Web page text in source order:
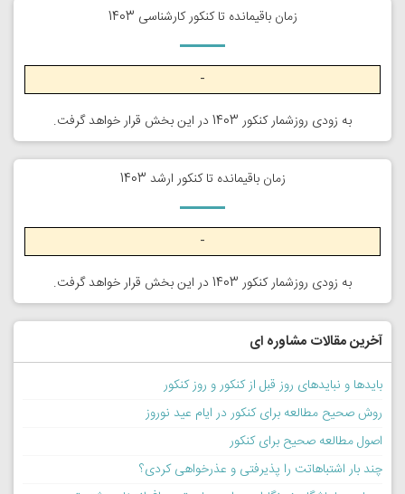
زمان باقیمانده تا کنکور کارشناسی 1403
-
به زودی روزشمار کنکور 1403 در این بخش قرار خواهد گرفت.
زمان باقیمانده تا کنکور ارشد 1403
-
به زودی روزشمار کنکور 1403 در این بخش قرار خواهد گرفت.
آخرین مقالات مشاوره ای
بایدها و نبایدهای روز قبل از کنکور و روز کنکور
روش صحیح مطالعه برای کنکور در ایام عید نوروز
اصول مطالعه صحیح برای کنکور
چند بار اشتباهاتت را پذیرفتی و عذرخواهی کردی؟